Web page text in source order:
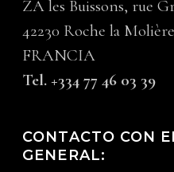
ZA les Buissons, rue
42230 Roche la Molière
FRANCIA
Tel. +334 77 46 03 39
CONTACTO CON
GENERAL: